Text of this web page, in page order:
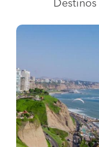
Destinos